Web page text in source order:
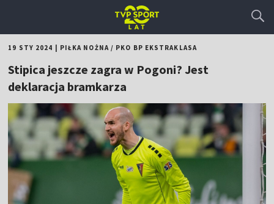
19 STY 2024 PIŁKA NOŻNA/ PKO BP EKSTRAKLASA
Stipica jeszcze zagra w Pogoni? Jest
deklaracja bramkarza